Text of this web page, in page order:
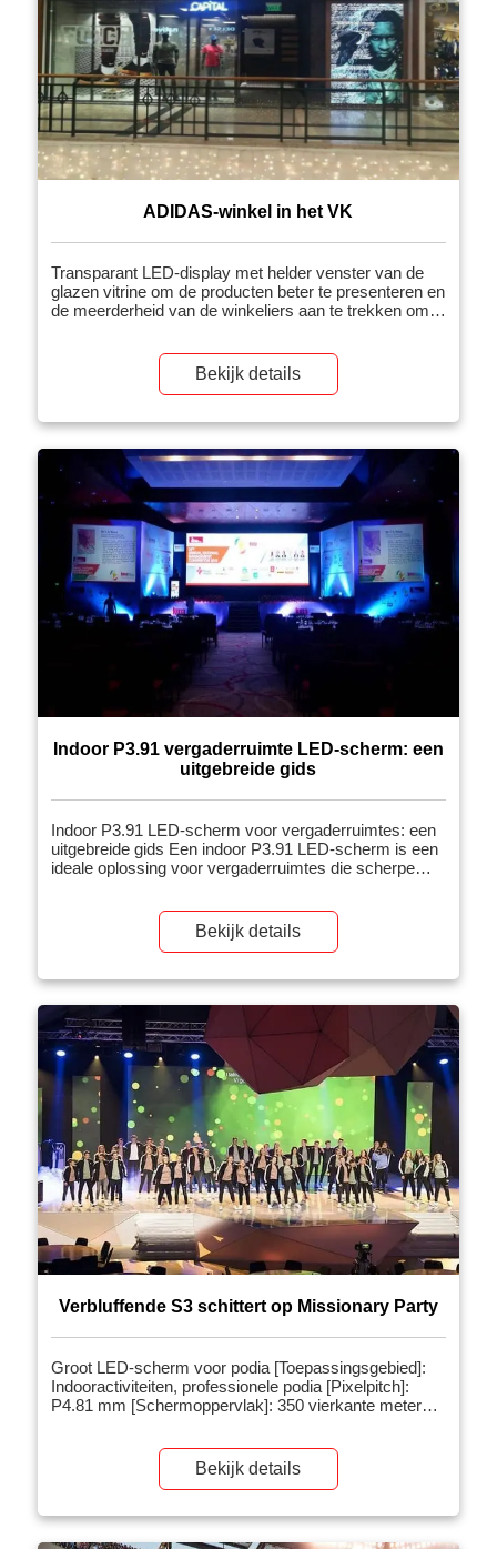
ADIDAS-winkel in het VK
Transparant LED-display met helder venster van de
glazen vitrine om de producten beter te presenteren en
de meerderheid van de winkeliers aan te trekken om
Bekijk details
Indoor P3.91 vergaderruimte LED-scherm: een
uitgebreide gids
Indoor P3.91 LED-scherm voor vergaderruimtes: een
uitgebreide gids Een indoor P3.91 LED-scherm is een
ideale oplossing voor vergaderruimtes die scherpe
zakelijke bijeenkomsten, presentaties en live
gestreamde conferenties waar hoogwaardige beelden
analyseert de […]
Bekijk details
Verbluffende S3 schittert op Missionary Party
Groot LED-scherm voor podia [Toepassingsgebied]:
Indooractiviteiten, professionele podia [Pixelpitch]:
P4.81 mm [Schermoppervlak]: 350 vierkante meter
is inmiddels standaarduitrusting in de branche en heeft
een sterke vitaliteit. Als er geen groot LED-scherm op
Bekijk details